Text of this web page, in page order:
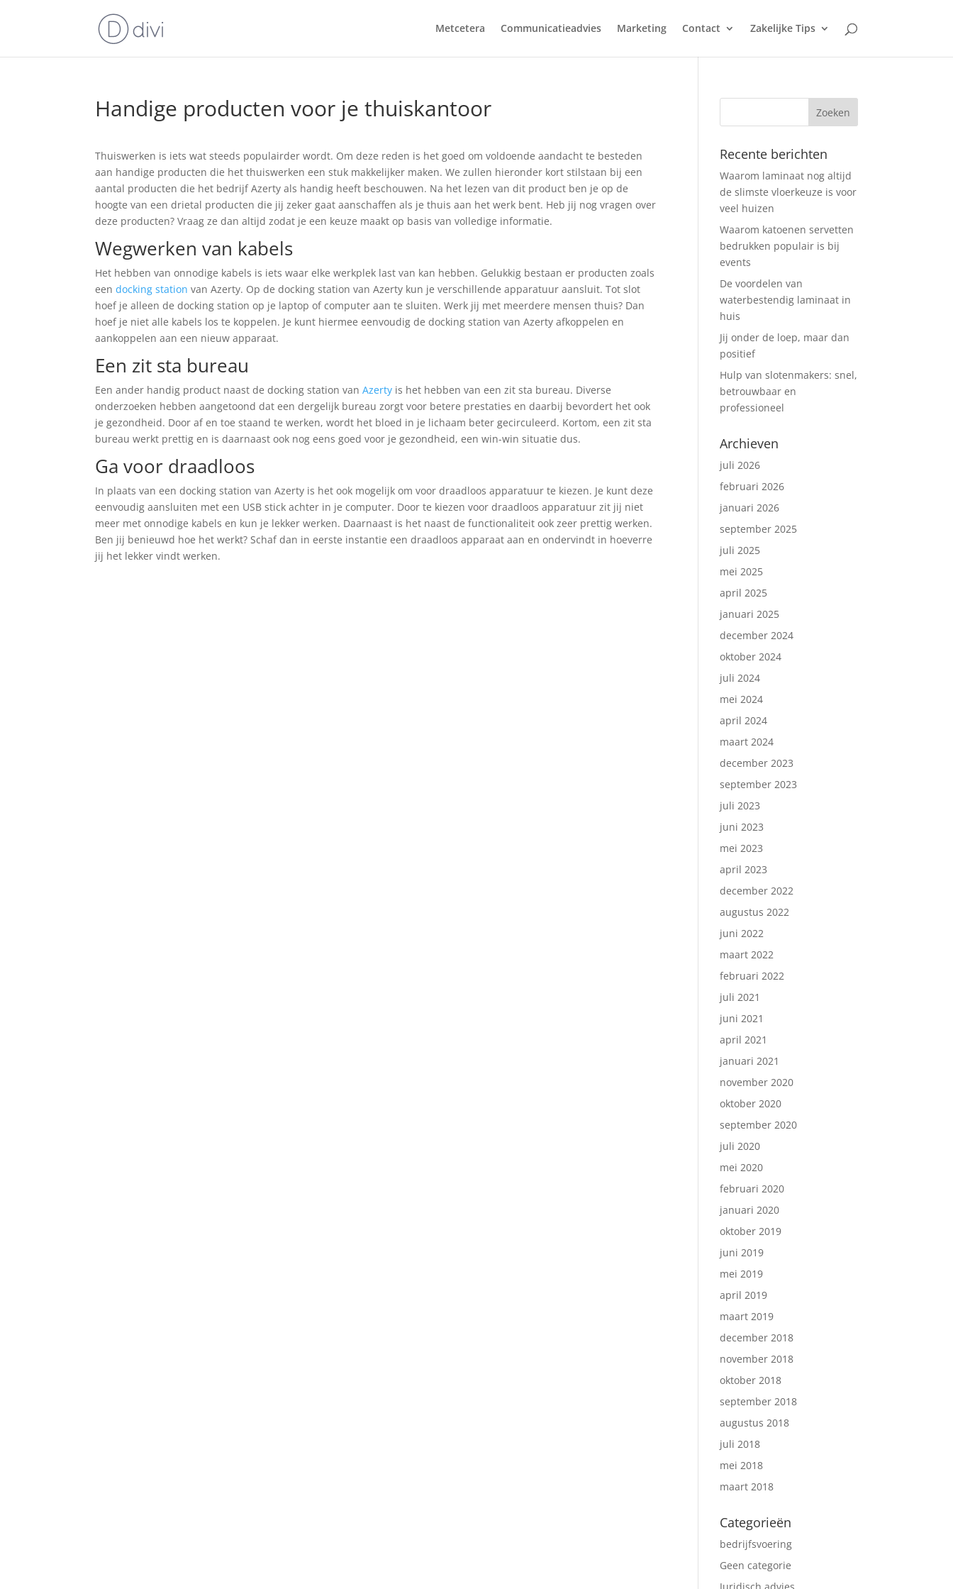
Metcetera Communicatieadvies Marketing Contact Zakelijke Tips
Handige producten voor je thuiskantoor
Thuiswerken is iets wat steeds populairder wordt. Om deze reden is het goed om voldoende aandacht te besteden
aan handige producten die het thuiswerken een stuk makkelijker maken. We zullen hieronder kort stilstaan bij een
aantal producten die het bedrijf Azerty als handig heeft beschouwen. Na het lezen van dit product ben je op de
hoogte van een drietal producten die jij zeker gaat aanschaffen als je thuis aan het werk bent. Heb jij nog vragen over
deze producten? Vraag ze dan altijd zodat je een keuze maakt op basis van volledige informatie.
Wegwerken van kabels
Het hebben van onnodige kabels is iets waar elke werkplek last van kan hebben. Gelukkig bestaan er producten zoals
eendocking stationvan Azerty. Op de docking station van Azerty kun je verschillende apparatuur aansluit. Tot slot
hoef je alleen de docking station op je laptop of computer aan te sluiten. Werk jij met meerdere mensen thuis? Dan
hoef je niet alle kabels los te koppelen. Je kunt hiermee eenvoudig de docking station van Azerty afkoppelen en
aankoppelen aan een nieuw apparaat.
Een zit sta bureau
Een ander handig product naast de docking station vanAzerty is het hebben van een zit sta bureau. Diverse
onderzoeken hebben aangetoond dat een dergelijk bureau zorgt voor betere prestaties en daarbij bevordert het ook
je gezondheid. Door af en toe staand te werken, wordt het bloed in je lichaam beter gecirculeerd. Kortom, een zit sta
bureau werkt prettig en is daarnaast ook nog eens goed voor je gezondheid, een win-win situatie dus.
Ga voor draadloos
In plaats van een docking station van Azerty is het ook mogelijk om voor draadloos apparatuur te kiezen. Je kunt deze
eenvoudig aansluiten met een USB stick achter in je computer. Door te kiezen voor draadloos apparatuur zit jij niet
meer met onnodige kabels en kun je lekker werken. Daarnaast is het naast de functionaliteit ook zeer prettig werken.
Ben jij benieuwd hoe het werkt? Schaf dan in eerste instantie een draadloos apparaat aan en ondervindt in hoeverre
jij het lekker vindt werken.
Recente berichten
Waarom laminaat nog altijd
de slimste vloerkeuze is voor
veel huizen
Waarom katoenen servetten
bedrukken populair is bij
events
De voordelen van
waterbestendig laminaat in
huis
Jij onder de loep, maar dan
positief
Hulp van slotenmakers: snel,
betrouwbaar en
professioneel
Archieven
juli 2026
februari 2026
januari 2026
september 2025
juli 2025
mei 2025
april 2025
januari 2025
december 2024
oktober 2024
juli 2024
mei 2024
april 2024
maart 2024
december 2023
september 2023
juli 2023
juni 2023
mei 2023
april 2023
december 2022
augustus 2022
juni 2022
maart 2022
februari 2022
juli 2021
juni 2021
april 2021
januari 2021
november 2020
oktober 2020
september 2020
juli 2020
mei 2020
februari 2020
januari 2020
oktober 2019
juni 2019
mei 2019
april 2019
maart 2019
december 2018
november 2018
oktober 2018
september 2018
augustus 2018
juli 2018
mei 2018
maart 2018
Categorieën
bedrijfsvoering
Geen categorie